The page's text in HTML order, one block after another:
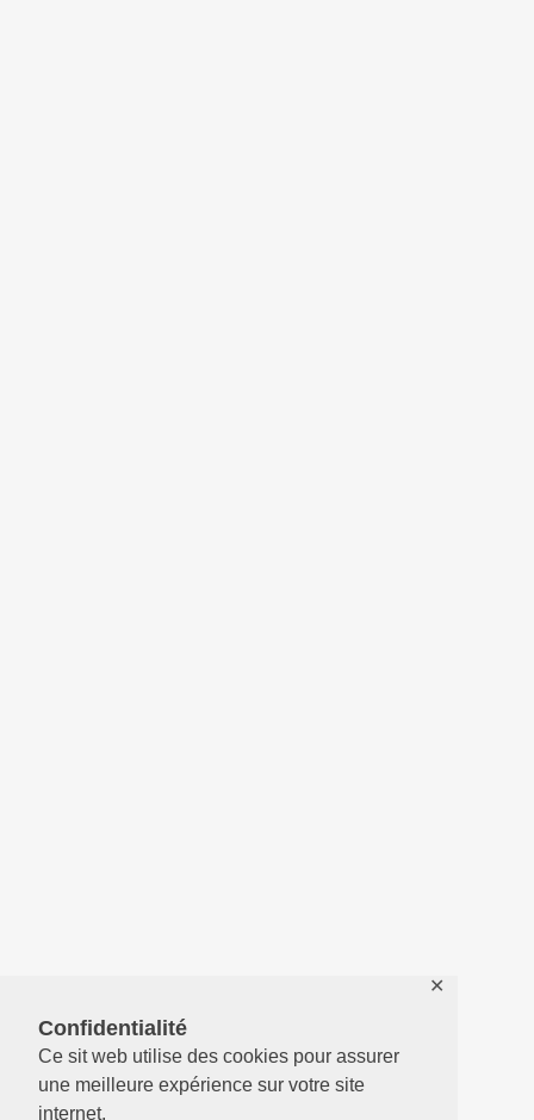
Confidentialité
Ce sit web utilise des cookies pour assurer
une meilleure expérience sur votre site
internet.
✕